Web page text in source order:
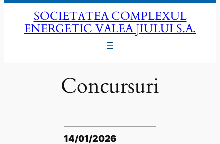
SOCIETATEA COMPLEXUL
ENERGETIC VALEA JIULUI S.A.
Concursuri
14/01/2026